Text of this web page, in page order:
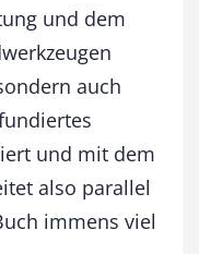
und dem
auch
und mit dem
also parallel
immens viel